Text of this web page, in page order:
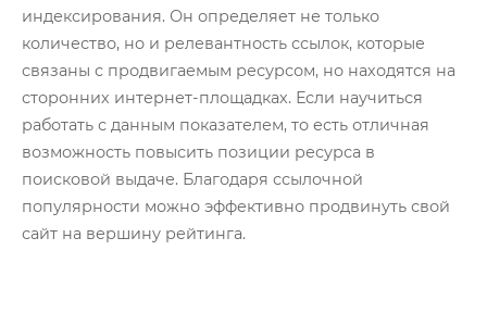
индексирования. Он определяет не только
количество, но и релевантность ссылок, которые
связаны с продвигаемым ресурсом, но находятся на
сторонних интернет-площадках. Если научиться
работать с данным показателем, то есть отличная
возможность повысить позиции ресурса в
поисковой выдаче. Благодаря ссылочной
популярности можно эффективно продвинуть свой
сайт на вершину рейтинга.
Блог
Глоссарий
О нас
Контакты